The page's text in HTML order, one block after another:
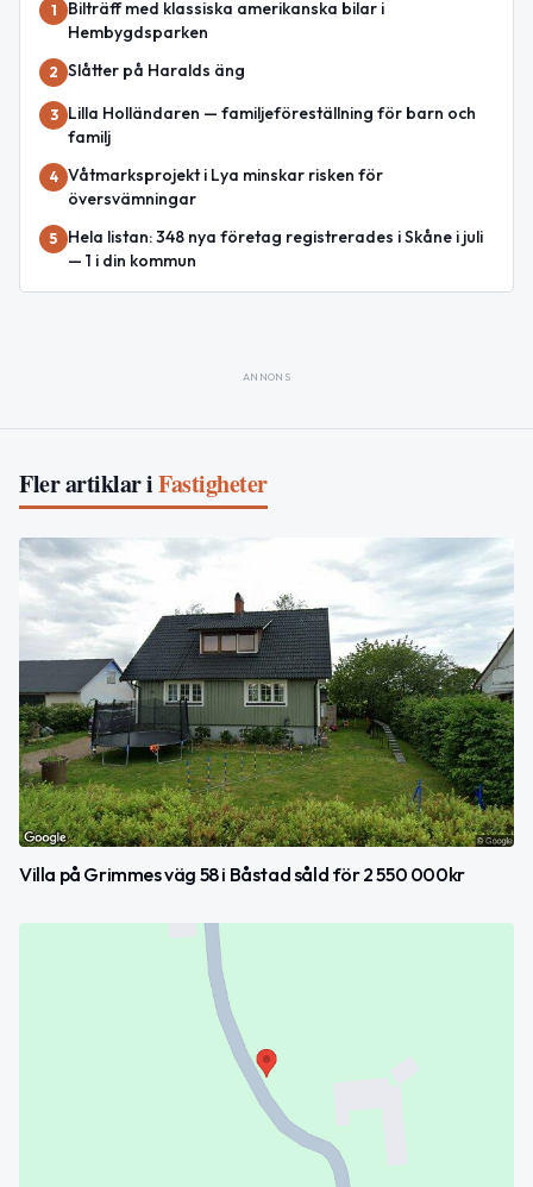
1
Bilträff med klassiska amerikanska bilar i
Hembygdsparken
2 Slåtter på Haralds äng
3
Lilla Holländaren — familjeföreställning för barn och
familj
4 Våtmarksprojekt i Lya minskar risken för
översvämningar
5
Hela listan: 348 nya företag registrerades i Skåne i juli
— 1 i din kommun
ANNONS
Fler artiklar iFastigheter
Villa på Grimmes väg 58 i Båstad såld för 2 550 000kr